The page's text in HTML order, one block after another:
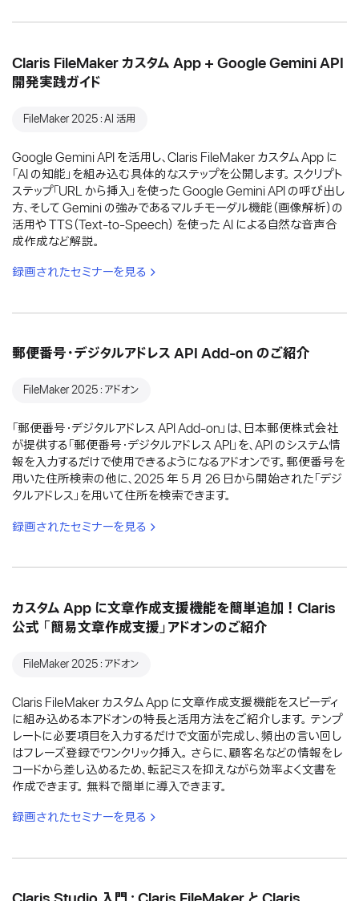
Claris FileMaker カスタム App + Google Gemini API
開発実践ガイド
FileMaker 2025：AI 活用
Google Gemini API を活用し、Claris FileMaker カスタム App に
「AI の知能」を組み込む具体的なステップを公開します。 スクリプト
ステップ「URL から挿入」を使った Google Gemini API の呼び出し
方、そして Gemini の強みであるマルチモーダル機能（画像解析）の
活用や TTS（Text-to-Speech） を使った AI による自然な音声合
成作成など解説。
録画されたセミナーを見る
郵便番号・デジタルアドレス API Add-on のご紹介
FileMaker 2025：アドオン
「郵便番号・デジタルアドレス API Add-on」は、日本郵便株式会社
が提供する「郵便番号・デジタルアドレス API」を、API のシステム情
報を入力するだけで使用できるようになるアドオンです。郵便番号を
用いた住所検索の他に、2025 年 5 月 26 日から開始された「デジ
タルアドレス」を用いて住所を検索できます。
録画されたセミナーを見る
カスタム App に文章作成支援機能を簡単追加！Claris
公式 「簡易文章作成支援」アドオンのご紹介
FileMaker 2025：アドオン
Claris FileMaker カスタム App に文章作成支援機能をスピーディ
に組み込める本アドオンの特長と活用方法をご紹介します。 テンプ
レートに必要項目を入力するだけで文面が完成し、頻出の言い回し
はフレーズ登録でワンクリック挿入。 さらに、顧客名などの情報をレ
コードから差し込めるため、転記ミスを抑えながら効率よく文書を
作成できます。 無料で簡単に導入できます。
録画されたセミナーを見る